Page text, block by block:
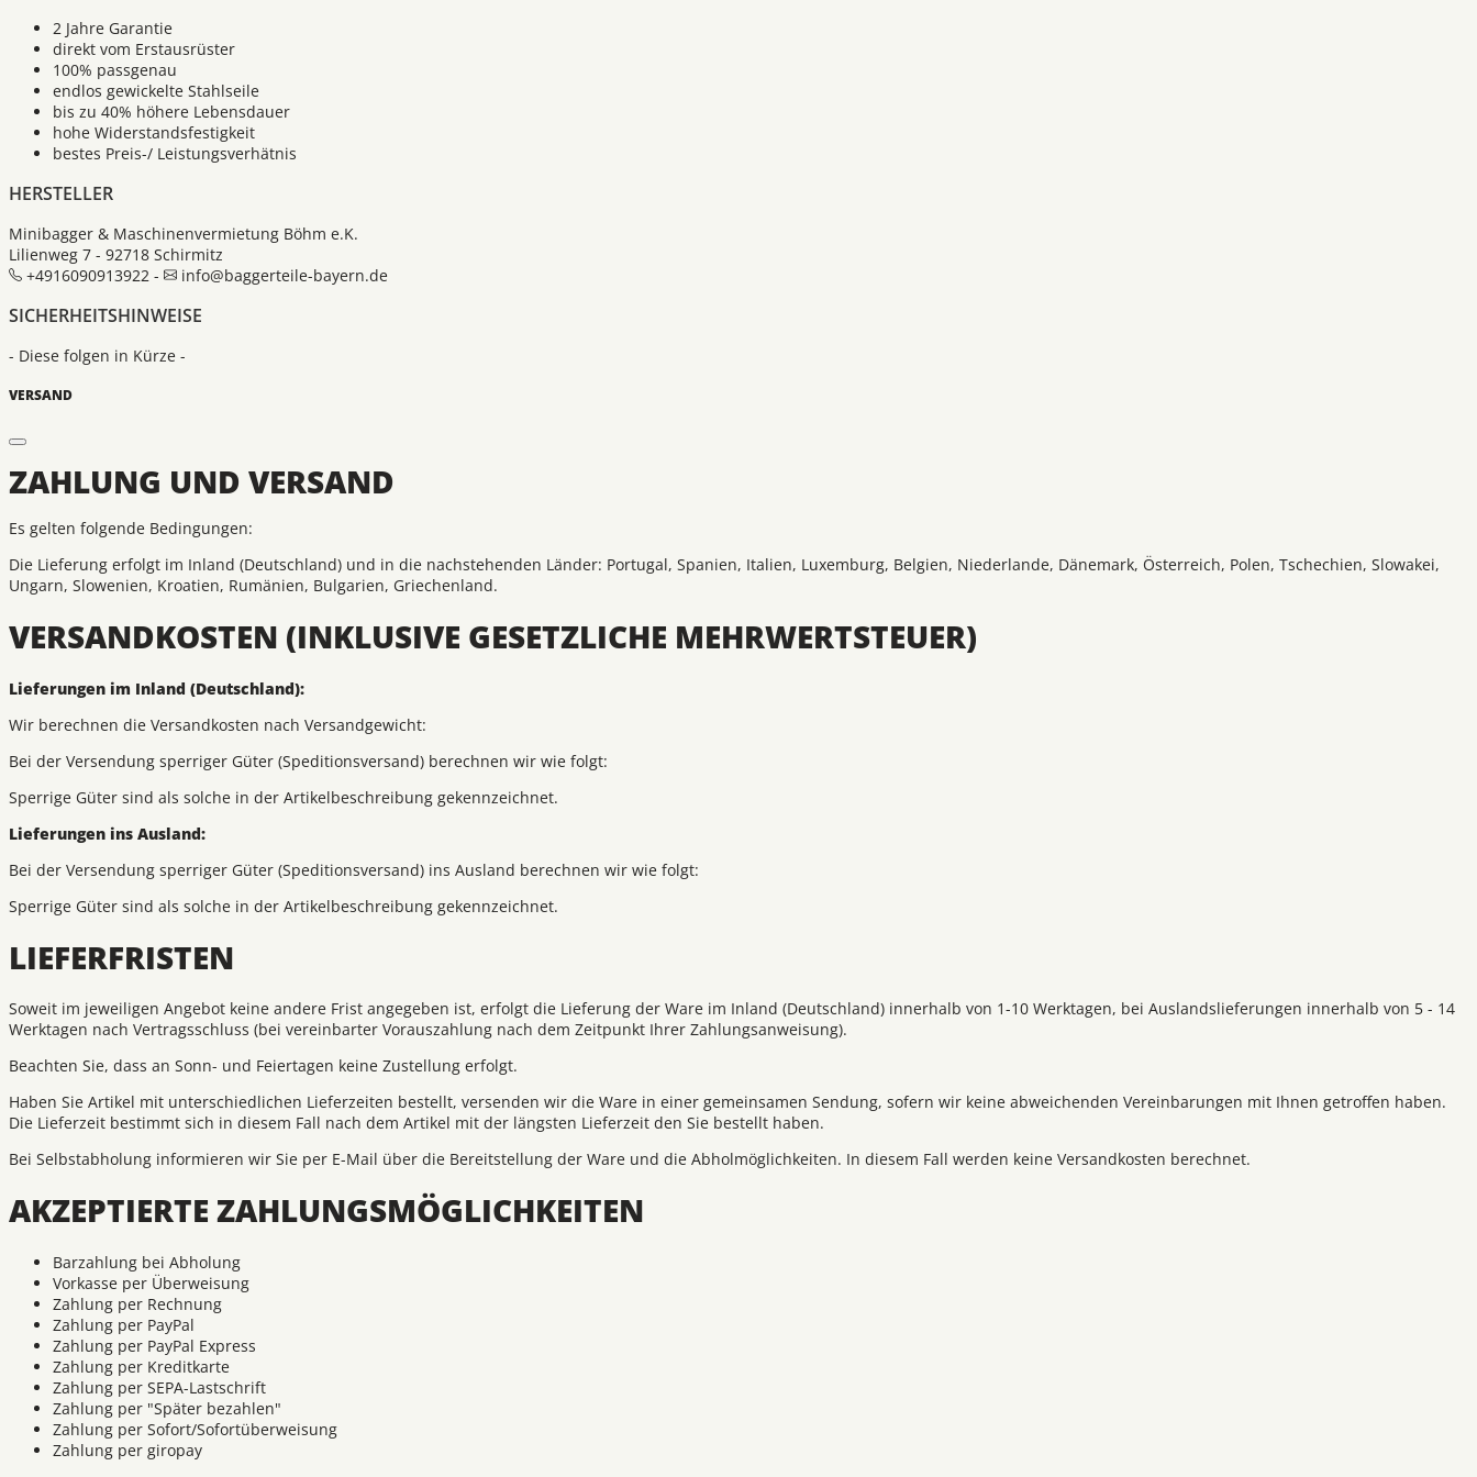
2 Jahre Garantie
direkt vom Erstausrüster
100% passgenau
endlos gewickelte Stahlseile
bis zu 40% höhere Lebensdauer
hohe Widerstandsfestigkeit
bestes Preis-/ Leistungsverhätnis
HERSTELLER
Minibagger & Maschinenvermietung Böhm e.K.
Lilienweg 7 - 92718 Schirmitz
+4916090913922 -
info@baggerteile-bayern.de
SICHERHEITSHINWEISE
- Diese folgen in Kürze -
VERSAND
ZAHLUNG UND VERSAND
Es gelten folgende Bedingungen:
Die Lieferung erfolgt im Inland (Deutschland) und in die nachstehenden Länder: Portugal, Spanien, Italien, Luxemburg, Belgien, Niederlande, Dänemark, Österreich, Polen, Tschechien, Slowakei,
Ungarn, Slowenien, Kroatien, Rumänien, Bulgarien, Griechenland.
VERSANDKOSTEN (INKLUSIVE GESETZLICHE MEHRWERTSTEUER)
Lieferungen im Inland (Deutschland):
Wir berechnen die Versandkosten nach Versandgewicht:
Bei der Versendung sperriger Güter (Speditionsversand) berechnen wir wie folgt:
Sperrige Güter sind als solche in der Artikelbeschreibung gekennzeichnet.
Lieferungen ins Ausland:
Bei der Versendung sperriger Güter (Speditionsversand) ins Ausland berechnen wir wie folgt:
Sperrige Güter sind als solche in der Artikelbeschreibung gekennzeichnet.
LIEFERFRISTEN
Soweit im jeweiligen Angebot keine andere Frist angegeben ist, erfolgt die Lieferung der Ware im Inland (Deutschland) innerhalb von 1-10 Werktagen, bei Auslandslieferungen innerhalb von 5 - 14
Werktagen nach Vertragsschluss (bei vereinbarter Vorauszahlung nach dem Zeitpunkt Ihrer Zahlungsanweisung).
Beachten Sie, dass an Sonn- und Feiertagen keine Zustellung erfolgt.
Haben Sie Artikel mit unterschiedlichen Lieferzeiten bestellt, versenden wir die Ware in einer gemeinsamen Sendung, sofern wir keine abweichenden Vereinbarungen mit Ihnen getroffen haben.
Die Lieferzeit bestimmt sich in diesem Fall nach dem Artikel mit der längsten Lieferzeit den Sie bestellt haben.
Bei Selbstabholung informieren wir Sie per E-Mail über die Bereitstellung der Ware und die Abholmöglichkeiten. In diesem Fall werden keine Versandkosten berechnet.
AKZEPTIERTE ZAHLUNGSMÖGLICHKEITEN
Barzahlung bei Abholung
Vorkasse per Überweisung
Zahlung per Rechnung
Zahlung per PayPal
Zahlung per PayPal Express
Zahlung per Kreditkarte
Zahlung per SEPA-Lastschrift
Zahlung per "Später bezahlen"
Zahlung per Sofort/Sofortüberweisung
Zahlung per giropay